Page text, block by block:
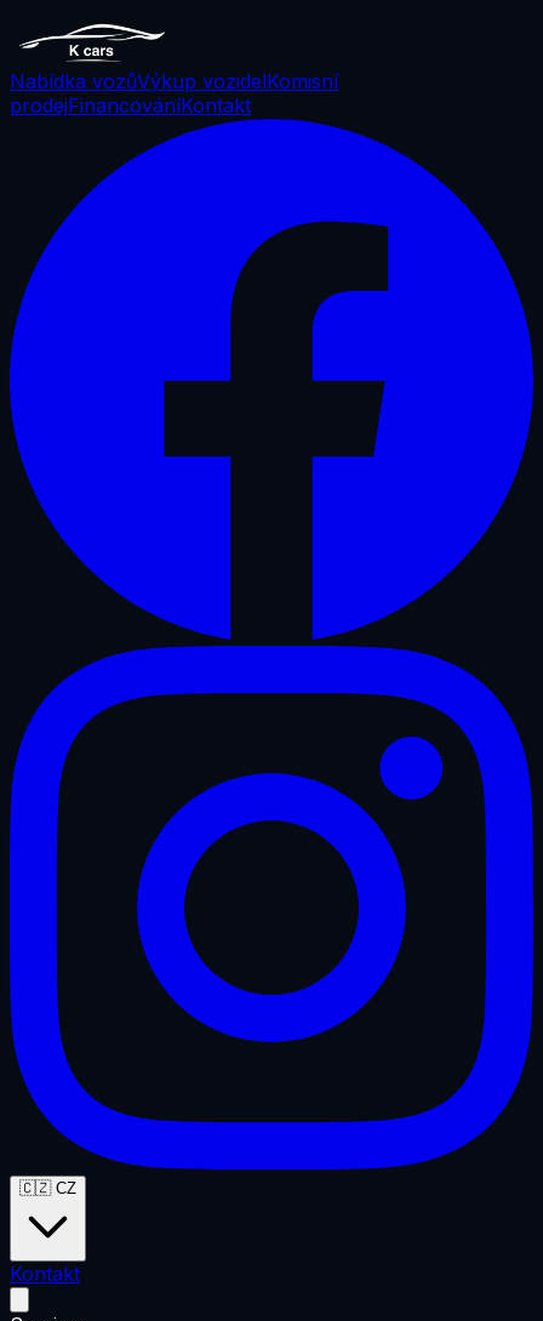
Nabídka vozůVýkup vozidelKomisní
prodejFinancováníKontakt
🇨🇿 CZ
Kontakt